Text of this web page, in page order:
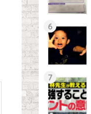
6
7